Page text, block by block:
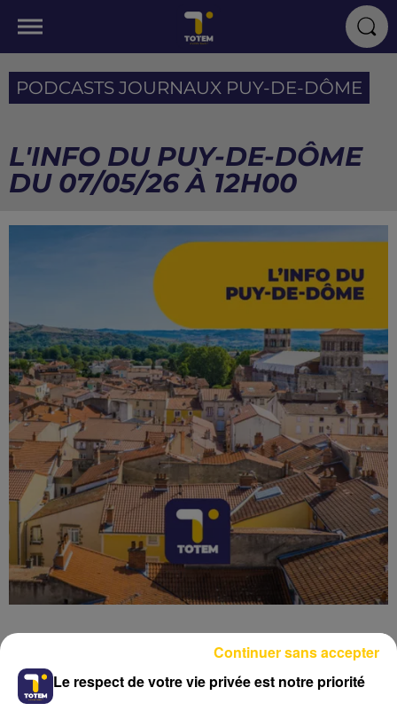
PODCASTS JOURNAUX PUY-DE-DÔME
L'INFO DU PUY-DE-DÔME
DU 07/05/26 À 12H00
Le respect de votre vie privée est notre priorité
Continuer sans accepter